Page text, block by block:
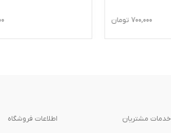
700,000 تومان
خدمات مشتریان اطلاعات فروشگاه